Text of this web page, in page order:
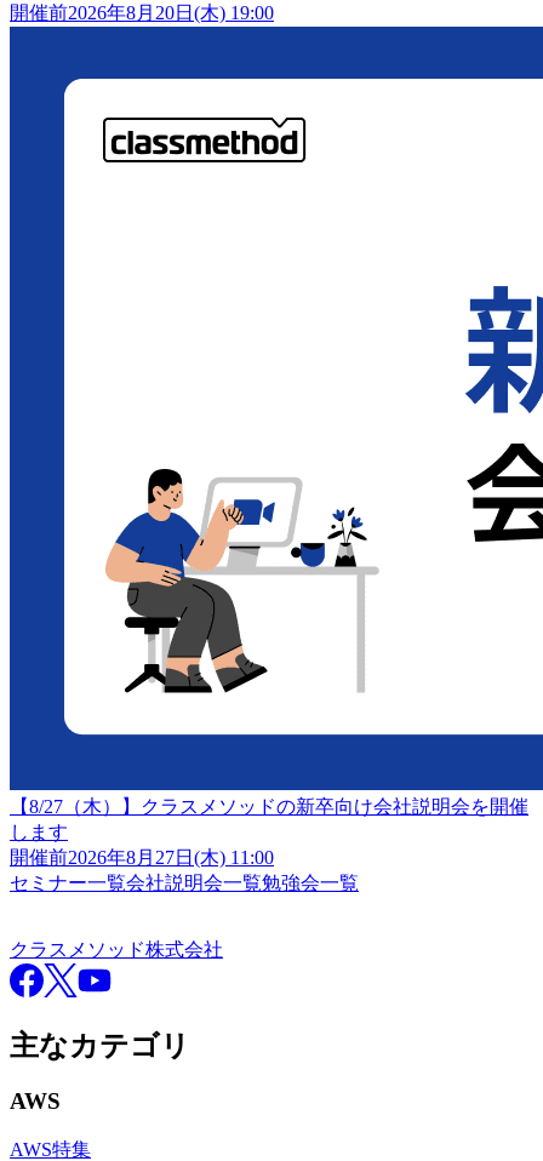
開催前2026年8月20日(木) 19:00
【8/27（木）】クラスメソッドの新卒向け会社説明会を開催
します
開催前2026年8月27日(木) 11:00
セミナー一覧会社説明会一覧勉強会一覧
クラスメソッド株式会社
Facebook
X YouTube
主なカテゴリ
AWS
AWS特集